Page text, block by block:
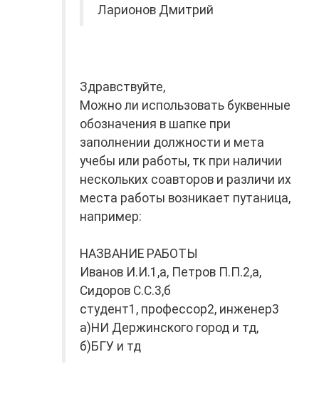
Ларионов Дмитрий
Здравствуйте,
Можно ли использовать буквенные
обозначения в шапке при
заполнении должности и мета
учебы или работы, тк при наличии
нескольких соавторов и различи их
места работы возникает путаница,
например:
НАЗВАНИЕ РАБОТЫ
Иванов И.И.1,а, Петров П.П.2,а,
Сидоров С.С.3,б
студент1, профессор2, инженер3
а)НИ Держинского город и тд,
б)БГУ и тд